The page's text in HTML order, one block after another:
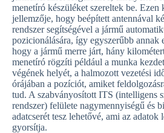
menetíró készüléket szereltek be. Ezen
jellemzője, hogy beépített antennával
rendszer segítségével a jármű
pozicionálására, így egyszerűbb annak
hogy a jármű merre járt, hány
menetíró rögzíti például a munka
végének helyét, a halmozott vezetési
órájában a pozíciót, amiket
tud. A szabványosított ITS (intelligens
rendszer) felülete nagymennyiségű és
adatcserét tesz lehetővé, ami az adatok
gyorsítja.